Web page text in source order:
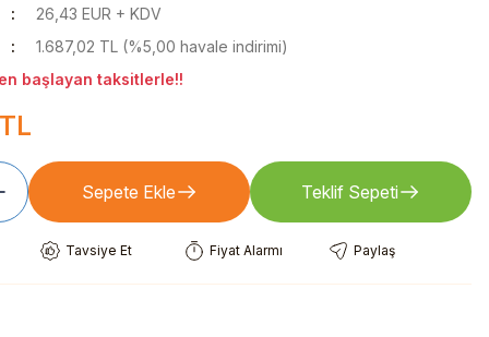
26,43 EUR + KDV
1.687,02 TL (%5,00 havale indirimi)
başlayan taksitlerle!!
Sepete Ekle Teklif Sepeti
Tavsiye Et Fiyat Alarmı Paylaş